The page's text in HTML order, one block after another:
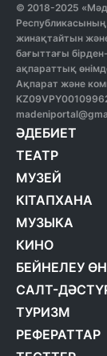
© 2018-2025
жинақтайтын
бағыттағы
ақпараттық
Ақпарат және
ӘДЕБИЕТ
ТЕАТР
МУЗЕЙ
КІТАПХАНА
МУЗЫКА
КИНО
БЕЙНЕЛЕУ
САЛТ-
ТУРИЗМ
РЕФЕРАТТАР